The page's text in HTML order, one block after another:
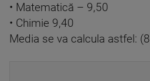
• Matematică – 9,50
• Chimie 9,40
Media se va calcula astfel: